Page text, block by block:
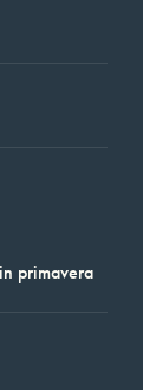
primavera